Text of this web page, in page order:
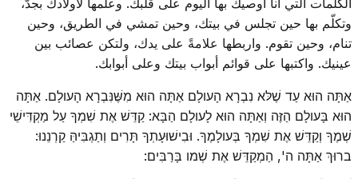
وتكلّم بها حين تجلس في بيتك، وحين تمشي في الطريق، وحين
تنام، وحين تقوم. واربطها علامةً على يدك، ولتكن عصائب بين
عينيك. واكتبها على قوائم أبواب بيتك وعلى أبوابك.
אַתָּה הוּא עַד שֶׁלּא נִבְרָא הָעולָם אַתָּה הוּא מִשֶּׁנִּבְרָא הָעולָם. אַתָּה
הוּא בָּעולָם הַזֶּה וְאַתָּה הוּא לָעולָם הַבָּא: קַדֵּשׁ אֶת שִׁמְךָ עַל מַקְדִּישֵׁי
שְׁמֶךָ וְקַדֵּשׁ אֶת שִׁמְךָ בְּעולָמֶךָ. וּבִישׁוּעָתְךָ תָּרִים וְתַגְבִּיהַּ קַרְנֵנוּ:
ברוּךְ אַתָּה ה', הַמְקַדֵּשׁ אֶת שְׁמו בָּרַבִּים: